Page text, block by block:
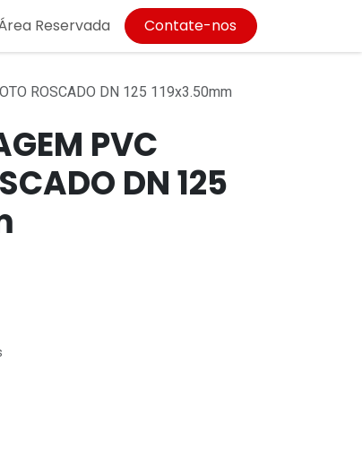
Reservada Contate-nos
ROSCADO DN 125 119x3.50mm
PVC
DN 125